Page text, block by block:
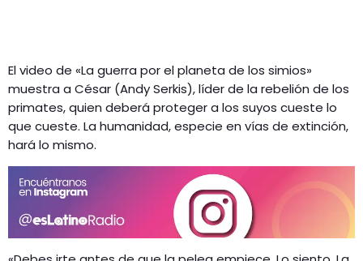
El video de «La guerra por el planeta de los simios»
muestra a César (Andy Serkis), líder de la rebelión de los
primates, quien deberá proteger a los suyos cueste lo
que cueste. La humanidad, especie en vías de extinción,
hará lo mismo.